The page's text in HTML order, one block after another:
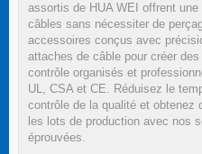
assortis de HUA WEI offrent
câbles sans nécessiter de
accessoires conçus avec
attaches de câble pour créer
contrôle organisés et
UL, CSA et CE. Réduisez le
contrôle de la qualité et obtenez
les lots de production avec nos
éprouvées.